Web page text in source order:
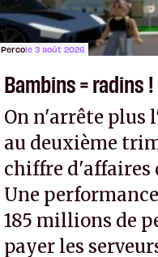
Percole 3 août 2026
Bambins = radins !
On n'arrête plus
au deuxième
chiffre d'affaires
Une
185 millions de
payer les